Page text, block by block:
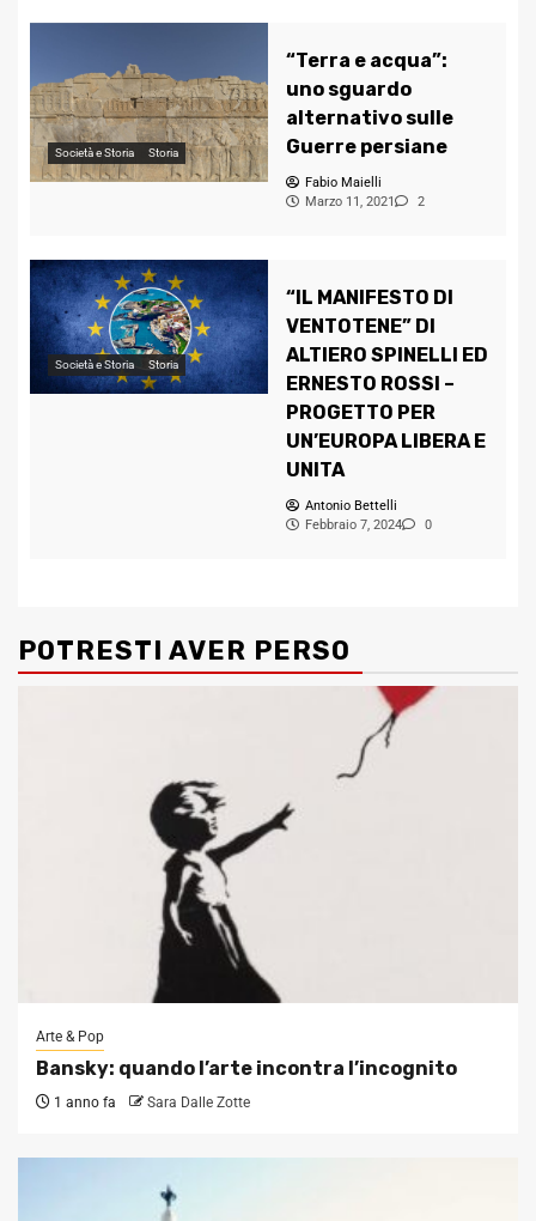
Società e Storia Storia
“Terra e acqua”:
uno sguardo
alternativo sulle
Guerre persiane
Fabio Maielli
Marzo 11, 2021
2
Società e Storia Storia
“IL MANIFESTO DI
VENTOTENE” DI
ALTIERO SPINELLI ED
ERNESTO ROSSI –
PROGETTO PER
UN’EUROPA LIBERA E
UNITA
Antonio Bettelli
Febbraio 7, 2024
0
POTRESTI AVER PERSO
Arte & Pop
Bansky: quando l’arte incontra l’incognito
1 anno fa Sara Dalle Zotte